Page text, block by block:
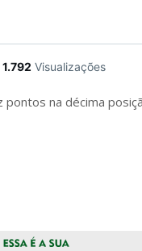
1.792 Visualizações
na décima